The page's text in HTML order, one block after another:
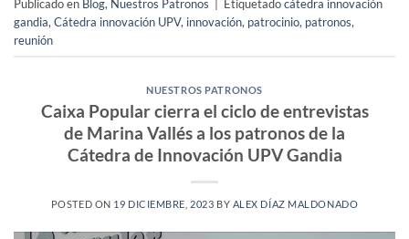
Publicado en Blog, Nuestros Patronos Etiquetadocátedra innovación
gandia, Cátedra innovación UPV, innovación, patrocinio, patronos,
reunión
NUESTROS PATRONOS
Caixa Popular cierra el ciclo de entrevistas
de Marina Vallés a los patronos de la
Cátedra de Innovación UPV Gandia
POSTED ON 19 DICIEMBRE, 2023 BY ALEX DÍAZ MALDONADO